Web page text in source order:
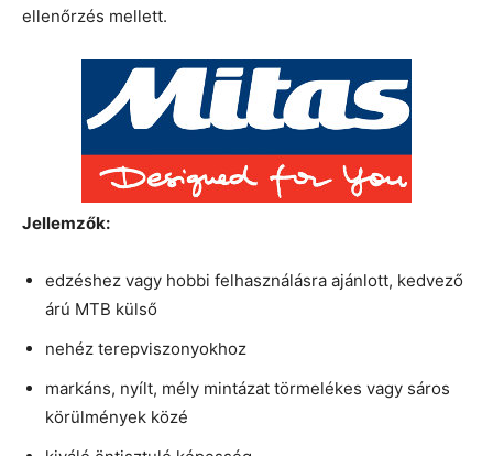
ellenőrzés mellett.
Jellemzők:
edzéshez vagy hobbi felhasználásra ajánlott, kedvező
árú MTB külső
nehéz terepviszonyokhoz
markáns, nyílt, mély mintázat törmelékes vagy sáros
körülmények közé